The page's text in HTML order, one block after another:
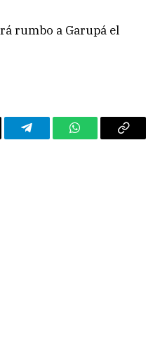
rumbo a Garupá el
TelegramWhatsAppCopy